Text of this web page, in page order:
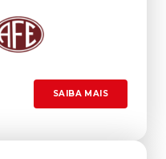
SAIBA MAIS